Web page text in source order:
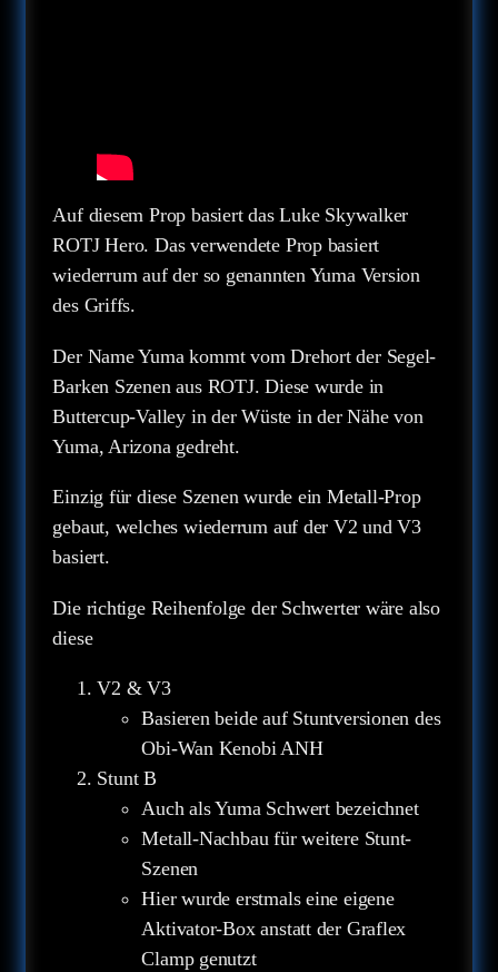
Auf diesem Prop basiert das Luke Skywalker
ROTJ Hero. Das verwendete Prop basiert
wiederrum auf der so genannten Yuma Version
des Griffs.
Der Name Yuma kommt vom Drehort der Segel-
Barken Szenen aus ROTJ. Diese wurde in
Buttercup-Valley in der Wüste in der Nähe von
Yuma, Arizona gedreht.
Einzig für diese Szenen wurde ein Metall-Prop
gebaut, welches wiederrum auf der V2 und V3
basiert.
Die richtige Reihenfolge der Schwerter wäre also
diese
V2 & V3
Basieren beide auf Stuntversionen des
Obi-Wan Kenobi ANH
Stunt B
Auch als Yuma Schwert bezeichnet
Metall-Nachbau für weitere Stunt-
Szenen
Hier wurde erstmals eine eigene
Aktivator-Box anstatt der Graflex
Clamp genutzt